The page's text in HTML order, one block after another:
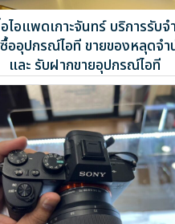
ไอแพดเกาะจันทร์ บริการรับจ
ออุปกรณ์ไอที ขายของหลุดจำ
และ รับฝากขายอุปกรณ์ไอที